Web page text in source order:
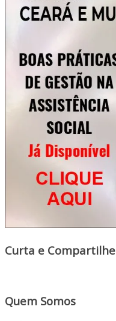
Curta e Compartilhe
Quem Somos